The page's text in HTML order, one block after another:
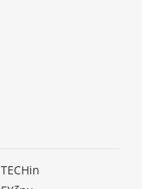
TECHin